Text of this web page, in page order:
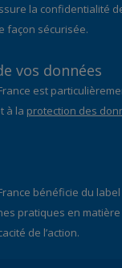
la confidentialité
façon sécurisée.
vos données
est
à la protection des
bénéficie du
pratiques en
de l’action.